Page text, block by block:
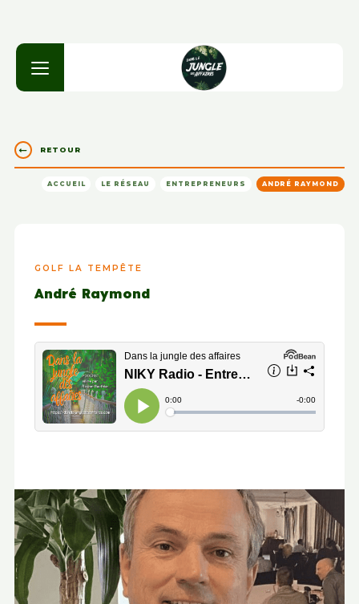
RETOUR
ACCUEIL LE RÉSEAU ENTREPRENEURS ANDRÉ RAYMOND
GOLF LA TEMPÊTE
André Raymond